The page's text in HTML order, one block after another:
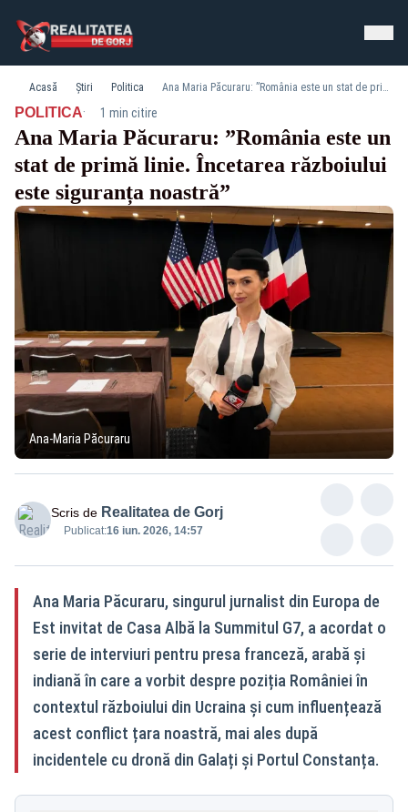
Acasă Știri Politica Ana Maria Păcuraru: ”România este un stat de primă linie. Încetarea războiului este siguranța noastră”
POLITICA· 1 min citire
Ana Maria Păcuraru: ”România este un
stat de primă linie. Încetarea războiului
este siguranța noastră”
Ana-Maria Păcuraru
Scris de Realitatea de Gorj
Publicat:16 iun. 2026, 14:57
Ana Maria Păcuraru, singurul jurnalist din Europa de
Est invitat de Casa Albă la Summitul G7, a acordat o
serie de interviuri pentru presa franceză, arabă și
indiană în care a vorbit despre poziția României în
contextul războiului din Ucraina și cum influențează
acest conflict țara noastră, mai ales după
incidentele cu dronă din Galați și Portul Constanța.